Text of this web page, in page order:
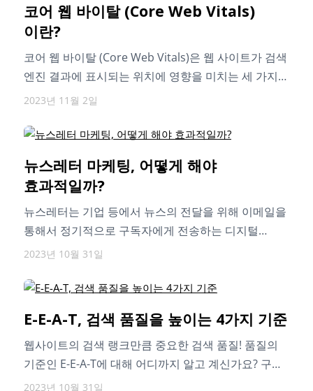
코어 웹 바이탈 (Core Web Vitals)
이란?
코어 웹 바이탈 (Core Web Vitals)은 웹 사이트가 검색
엔진 결과에 표시되는 위치에 영향을 미치는 세 가지
웹…
2023년 11월 2일
뉴스레터 마케팅, 어떻게 해야
효과적일까?
뉴스레터는 기업 등에서 뉴스의 전달을 위해 이메일을
통해서 정기적으로 구독자에게 전송하는 디지털
소식지입니다. 이번 글에서는 왜 뉴스레터 마케팅이…
2023년 10월 31일
E-E-A-T, 검색 품질을 높이는 4가지 기준
웹사이트의 검색 랭크만큼 중요한 검색 품질! 품질의
기준인 E-E-A-T에 대해 어디까지 알고 계신가요? 구글
검색 품질 가이드에 명시된…
2023년 10월 31일